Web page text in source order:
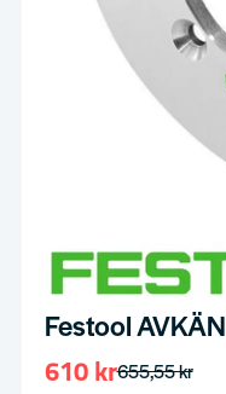
Festool
655,55 kr
610 kr